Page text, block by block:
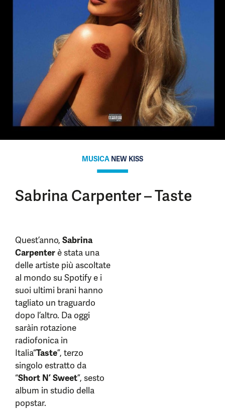
MUSICA NEW KISS
Sabrina Carpenter – Taste
Quest’anno, Sabrina
Carpenterè stata una
delle artiste più ascoltate
al mondo su Spotify e i
suoi ultimi brani hanno
tagliato un traguardo
dopo l’altro. Da oggi
saràin rotazione
radiofonica in
Italia“Taste”, terzo
singolo estratto da
“Short N’ Sweet”, sesto
album in studio della
popstar.